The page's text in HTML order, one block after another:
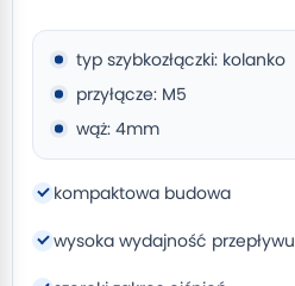
typ szybkozłączki: kolanko
przyłącze: M5
wąż: 4mm
kompaktowa budowa
wysoka wydajność przepływu